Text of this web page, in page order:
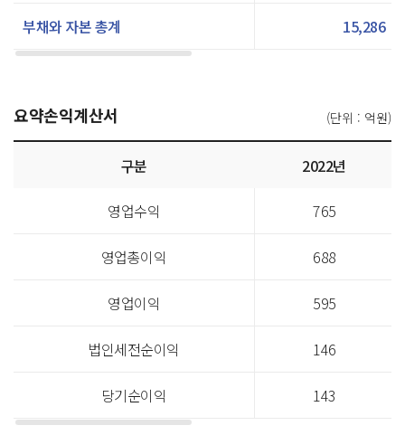
부채와 자본 총계 15,286
요약손익계산서 (단위 : 억원)
구분 2022년
영업수익 765
영업총이익 688
영업이익 595
법인세전순이익 146
당기순이익 143